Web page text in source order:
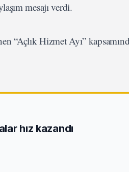
mesajı verdi.
“Açlık Hizmet Ayı”
hız kazandı